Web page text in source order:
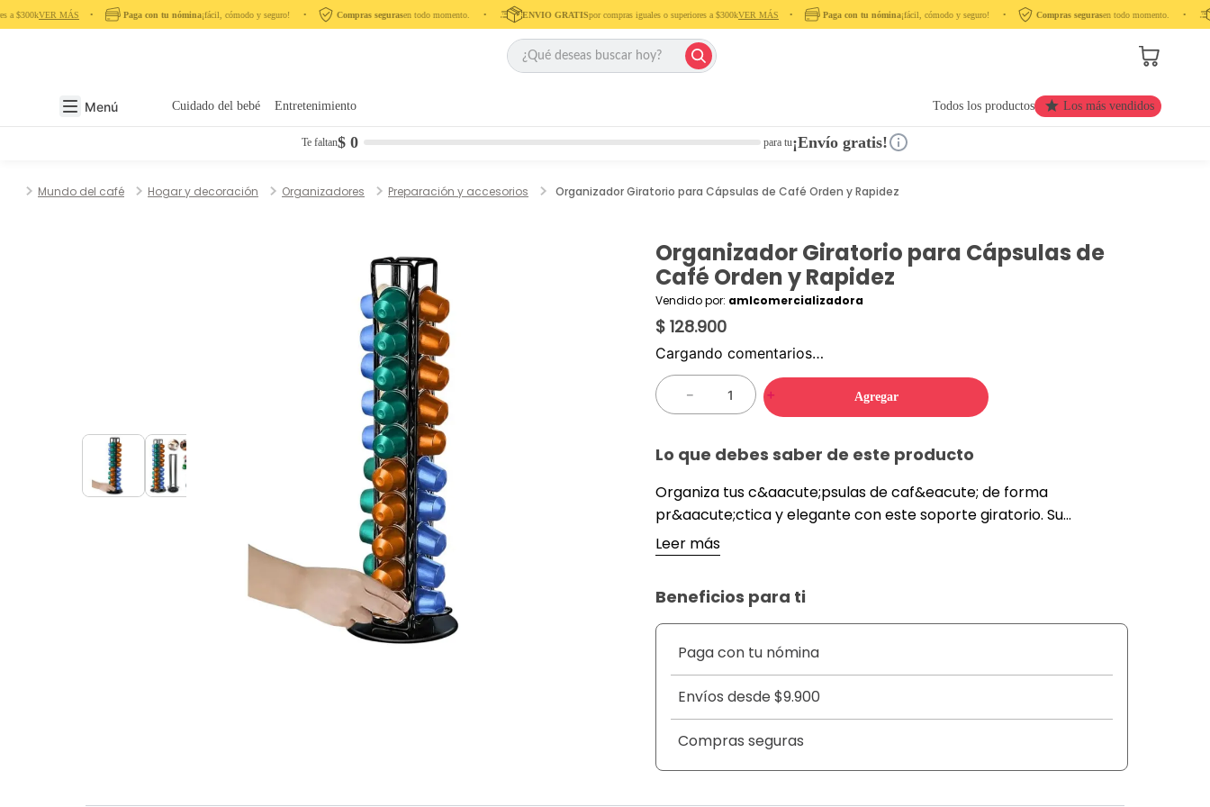
a $300kVER MÁS‎ ‎ ‎ ‎ •‎ ‎ ‎ ‎ Paga con tu nómina¡fácil, cómodo y seguro! ‎ ‎ ‎ ‎ •‎ ‎ ‎ ‎ Compras segurasen todo momento. ‎ ‎ ‎ ‎ •‎ ‎ ‎ ‎ ‎ ENVIO GRATISpor compras iguales o superiores a $300kVER MÁS‎ ‎ ‎ ‎ •‎ ‎ ‎ ‎ Paga con tu nómina¡fácil, cómodo y seguro! ‎ ‎ ‎ ‎ •‎ ‎ ‎ ‎ Compras segurasen todo momento. ‎ ‎ ‎ ‎ •‎ ‎ ‎ ‎ ‎
Menú Cuidado del bebé Entretenimiento Todos los productos Los más vendidos
para tu¡Envío gratis!
Te faltan$ 0
Mundo del café Hogar y decoración Organizadores Preparación y accesorios Organizador Giratorio para Cápsulas de Café Orden y Rapidez
Organizador Giratorio para Cápsulas de
Café Orden y Rapidez
Vendido por: amlcomercializadora
$ 128.900
Cargando comentarios…
＋
－ Agregar
Lo que debes saber de este producto
Organiza tus c&aacute;psulas de caf&eacute; de forma
pr&aacute;ctica y elegante con este soporte giratorio. Su
dise&ntilde;o vertical ahorra espacio, permite acceder
f&aacute;cilmente a tus sabores favoritos y mantiene tu cocina
para varias c&aacute;psulas.
&nbsp;
DETALLES
&nbsp;
Material: Pl&aacute;stico
C&aacute;psulas compatibles: capsulas de cafe estandar
No incluye capsulas
Leer más
Beneficios para ti
Paga con tu nómina
Envíos desde $9.900
Compras seguras